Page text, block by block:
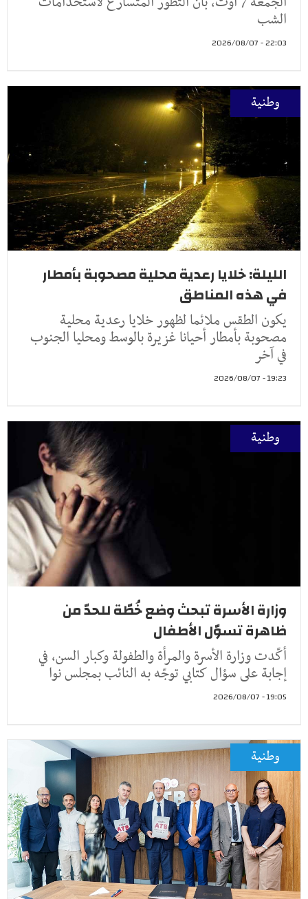
الشب
22:03 - 2026/08/07
وطنية
الليلة: خلايا رعدية محلية مصحوبة بأمطار
في هذه المناطق
يكون الطقس ملائما لظهور خلايا رعدية محلية
مصحوبة بأمطار أحيانا غزيرة بالوسط ومحليا الجنوب
في آخر
19:23 - 2026/08/07
وطنية
وزارة الأسرة تبحث وضع خُطّة للحدّ من
ظاهرة تسوّل الأطفال
أكّدت وزارة الأسرة والمرأة والطفولة وكبار السن، في
إجابة على سؤال كتابي توجّه به النائب بمجلس نوا
19:05 - 2026/08/07
وطنية